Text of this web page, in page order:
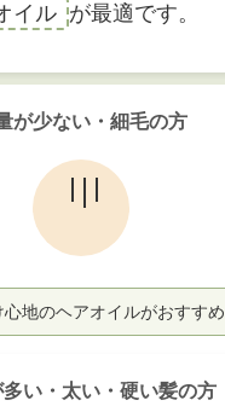
イル が最適です。
が少ない・細毛の方
心地のヘアオイルがおすすめ
い・太い・硬い髪の方